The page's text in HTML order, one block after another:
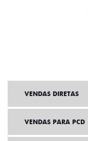
VENDAS DIRETAS
VENDAS PARA PCD